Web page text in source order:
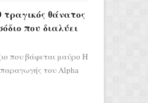
θάνατος
που διαλύει
που βάφεται μαύρο Η
του Alpha